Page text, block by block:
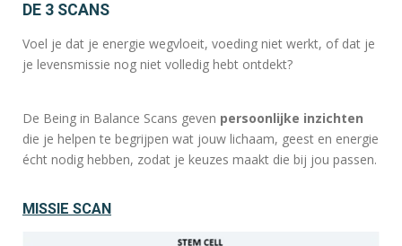
DE 3 SCANS
Voel je dat je energie wegvloeit, voeding niet werkt, of dat je
je levensmissie nog niet volledig hebt ontdekt?
De Being in Balance Scans geven persoonlijke inzichten
die je helpen te begrijpen wat jouw lichaam, geest en energie
écht nodig hebben, zodat je keuzes maakt die bij jou passen.
MISSIE SCAN